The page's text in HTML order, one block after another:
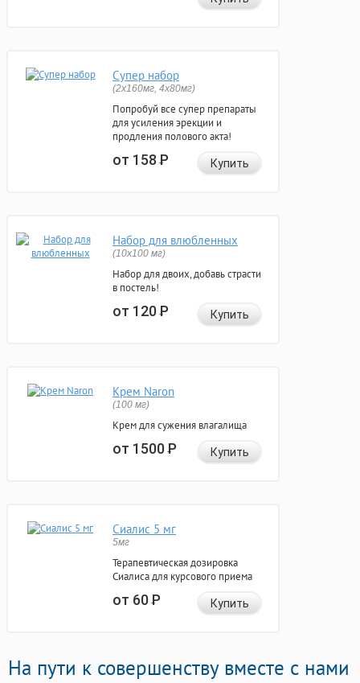
Супер набор
(2х160мг, 4х80мг)
Попробуй все супер препараты
для усиления эрекции и
продления полового акта!
от 158Р Купить
Набор для влюбленных
(10х100 мг)
Набор для двоих, добавь страсти
в постель!
от 120Р Купить
Крем Naron
(100 мг)
Крем для сужения влагалища
от 1500Р Купить
Сиалис 5 мг
5мг
Терапевтическая дозировка
Сиалиса для курсового приема
от 60Р Купить
На пути к совершенству вместе с нами